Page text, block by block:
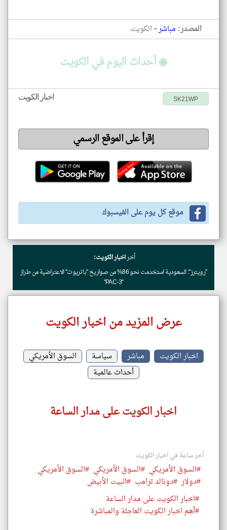
المصدر: مباشر-الكويت
◉ أحداث اليوم في الكويت
اخبار الكويت SK21WP
إقرأ على الموقع الرسمي
موقع كل يوم على الفيسبوك
أخراخبار الكويت:
"رويترز": السعودية استخدمت نحو 86% من صواريخ "باتريوت" الاعتراضية من طراز
"PAC-3"
عرض المزيد من اخبار الكويت
اخبار الكويت مباشر سياسة
السوق الأمريكي
أحداث عالمية
اخبار الكويت على مدار الساعة
أخر ساعة في اخبار الكويت
#السوق الأمريكي #السوق الأمريكي #السوق الأمريكي
#دولار #دونالد ترامب #البيت الأبيض
#اخبار الكويت على مدار الساعة
#أهم اخبار الكويت العاجلة والمباشرة